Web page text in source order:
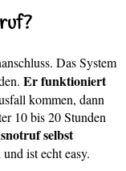
Das System
Er funktioniert
kommen, dann
10 bis 20 Stunden
selbst
ist echt easy.